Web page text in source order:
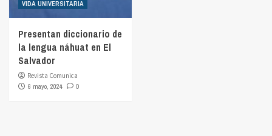
VIDA UNIVERSITARIA
Presentan diccionario de
la lengua náhuat en El
Salvador
Revista Comunica
6 mayo, 2024
0